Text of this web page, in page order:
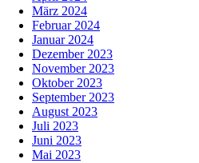
März 2024
Februar 2024
Januar 2024
Dezember 2023
November 2023
Oktober 2023
September 2023
August 2023
Juli 2023
Juni 2023
Mai 2023